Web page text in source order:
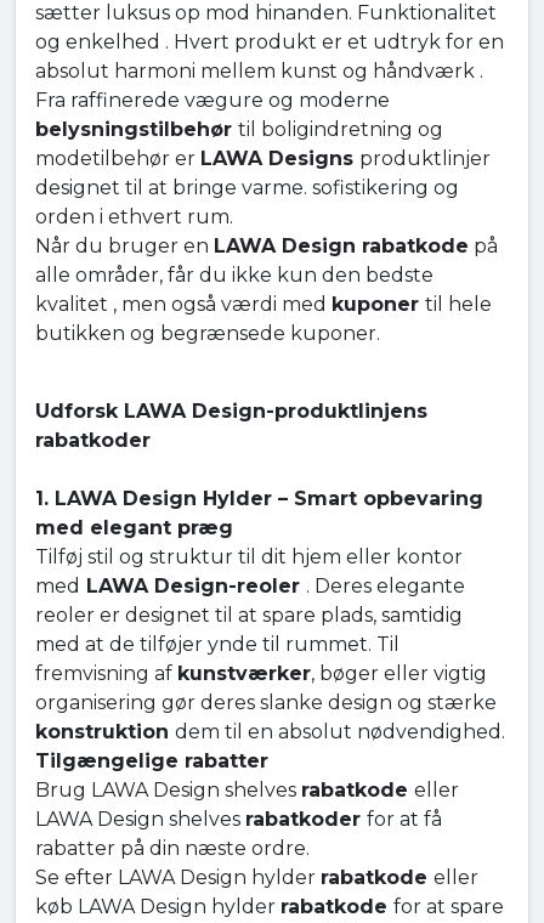
sætter luksus op mod hinanden. Funktionalitet
og enkelhed . Hvert produkt er et udtryk for en
absolut harmoni mellem kunst og håndværk .
Fra raffinerede vægure og moderne
belysningstilbehør til boligindretning og
modetilbehør er LAWA Designs produktlinjer
designet til at bringe varme. sofistikering og
orden i ethvert rum.
Når du bruger en LAWA Design rabatkode på
alle områder, får du ikke kun den bedste
kvalitet , men også værdi med kuponer til hele
butikken og begrænsede kuponer.
Udforsk LAWA Design-produktlinjens
rabatkoder
1. LAWA Design Hylder – Smart opbevaring
med elegant præg
Tilføj stil og struktur til dit hjem eller kontor
med LAWA Design-reoler . Deres elegante
reoler er designet til at spare plads, samtidig
med at de tilføjer ynde til rummet. Til
fremvisning af kunstværker, bøger eller vigtig
organisering gør deres slanke design og stærke
konstruktion dem til en absolut nødvendighed.
Tilgængelige rabatter
Brug LAWA Design shelves rabatkode eller
LAWA Design shelves rabatkoder for at få
rabatter på din næste ordre.
Se efter LAWA Design hylder rabatkode eller
køb LAWA Design hylder rabatkode for at spare